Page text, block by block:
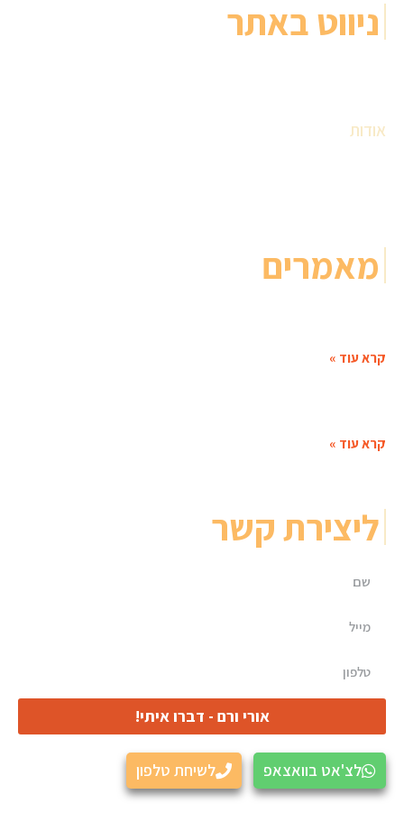
ניווט באתר
אודות
מאמרים
קרא עוד »
קרא עוד »
ליצירת קשר
אורי ורם - דברו איתי!
לצ'אט בוואצאפ לשיחת טלפון